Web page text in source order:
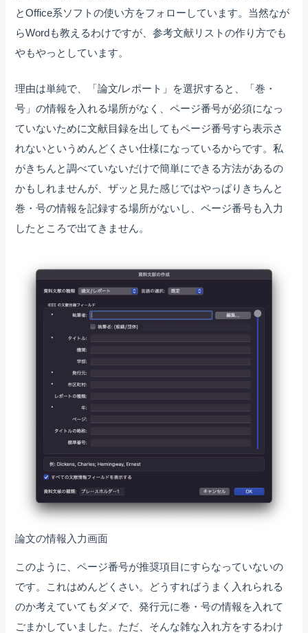
とOffice系ソフトの使い方をフォローしています。当然なが
らWordも教えるわけですが、参考文献リストの作り方でも
やもやっとしています。
理由は単純で、「論文/レポート」を選択すると、「巻・
号」の情報を入れる場所がなく、ページ番号が必須になっ
ていないために文献目録を出してもページ番号すら表示さ
れないというめんどくさい仕様になっているからです。私
がきちんと調べていないだけで簡単にできる方法があるの
かもしれませんが、ザッと見た感じではやっぱりきちんと
巻・号の情報を記録する場所がないし、ページ番号も入力
したところで出てきません。
論文の情報入力画面
このように、ページ番号が推奨項目にすらなっていないの
です。これはめんどくさい。どうすればうまく入れられる
のか考えていてもダメで、発行元に巻・号の情報を入れて
ごまかしていました。ただ、そんな雑な入れ方をするわけ